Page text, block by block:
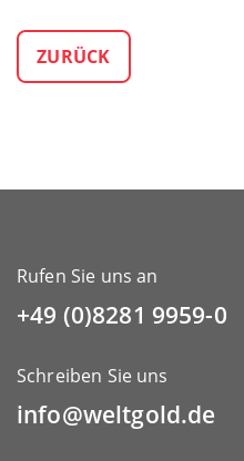
ZURÜCK
Rufen Sie uns an
+49 (0)8281 9959-0
Schreiben Sie uns
info@weltgold.de